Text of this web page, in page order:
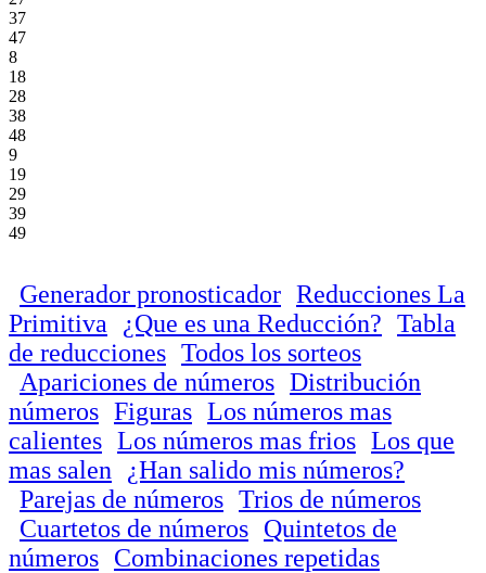
37
47
8
18
28
38
48
9
19
29
39
49
Generador pronosticador Reducciones La
Primitiva
¿Que es una Reducción? Tabla
de reducciones Todos los sorteos
Apariciones de números Distribución
números Figuras Los números mas
calientes Los números mas frios Los que
mas salen
¿Han salido mis números?
Parejas de números Trios de números
Cuartetos de números Quintetos de
números Combinaciones repetidas